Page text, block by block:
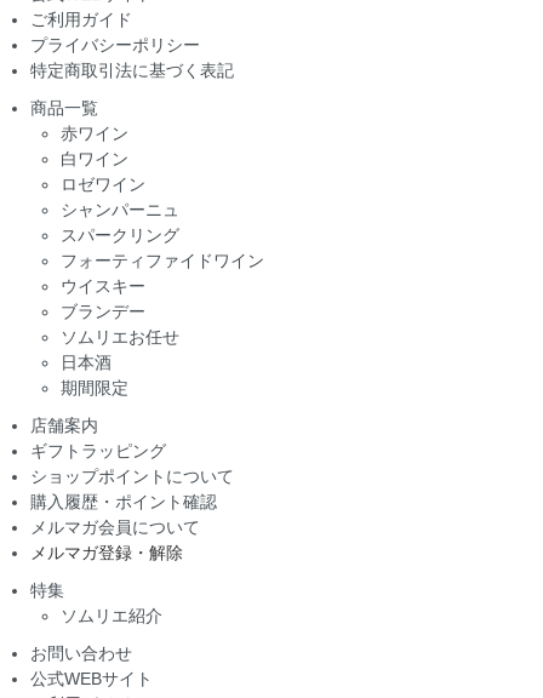
ご利用ガイド
プライバシーポリシー
特定商取引法に基づく表記
商品一覧
赤ワイン
白ワイン
ロゼワイン
シャンパーニュ
スパークリング
フォーティファイドワイン
ウイスキー
ブランデー
ソムリエお任せ
日本酒
期間限定
店舗案内
ギフトラッピング
ショップポイントについて
購入履歴・ポイント確認
メルマガ会員について
メルマガ登録・解除
特集
ソムリエ紹介
お問い合わせ
公式WEBサイト